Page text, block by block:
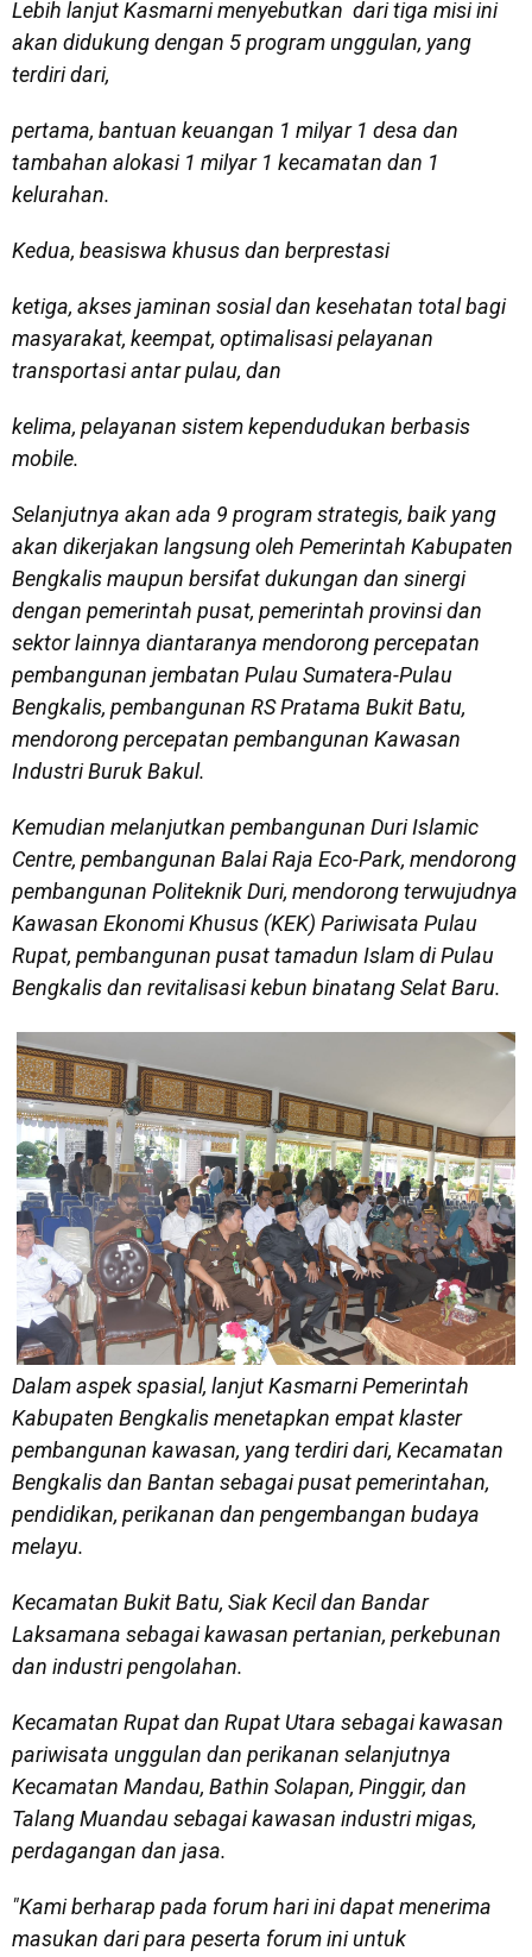
Lebih lanjut Kasmarni menyebutkan dari tiga misi ini
akan didukung dengan 5 program unggulan, yang
terdiri dari,
pertama, bantuan keuangan 1 milyar 1 desa dan
tambahan alokasi 1 milyar 1 kecamatan dan 1
kelurahan.
Kedua, beasiswa khusus dan berprestasi
ketiga, akses jaminan sosial dan kesehatan total bagi
masyarakat, keempat, optimalisasi pelayanan
transportasi antar pulau, dan
kelima, pelayanan sistem kependudukan berbasis
mobile.
Selanjutnya akan ada 9 program strategis, baik yang
akan dikerjakan langsung oleh Pemerintah Kabupaten
Bengkalis maupun bersifat dukungan dan sinergi
dengan pemerintah pusat, pemerintah provinsi dan
sektor lainnya diantaranya mendorong percepatan
pembangunan jembatan Pulau Sumatera-Pulau
Bengkalis, pembangunan RS Pratama Bukit Batu,
mendorong percepatan pembangunan Kawasan
Industri Buruk Bakul.
Kemudian melanjutkan pembangunan Duri Islamic
Centre, pembangunan Balai Raja Eco-Park, mendorong
pembangunan Politeknik Duri, mendorong terwujudnya
Kawasan Ekonomi Khusus (KEK) Pariwisata Pulau
Rupat, pembangunan pusat tamadun Islam di Pulau
Bengkalis dan revitalisasi kebun binatang Selat Baru.
Dalam aspek spasial, lanjut Kasmarni Pemerintah
Kabupaten Bengkalis menetapkan empat klaster
pembangunan kawasan, yang terdiri dari, Kecamatan
Bengkalis dan Bantan sebagai pusat pemerintahan,
pendidikan, perikanan dan pengembangan budaya
melayu.
Kecamatan Bukit Batu, Siak Kecil dan Bandar
Laksamana sebagai kawasan pertanian, perkebunan
dan industri pengolahan.
Kecamatan Rupat dan Rupat Utara sebagai kawasan
pariwisata unggulan dan perikanan selanjutnya
Kecamatan Mandau, Bathin Solapan, Pinggir, dan
Talang Muandau sebagai kawasan industri migas,
perdagangan dan jasa.
"Kami berharap pada forum hari ini dapat menerima
masukan dari para peserta forum ini untuk